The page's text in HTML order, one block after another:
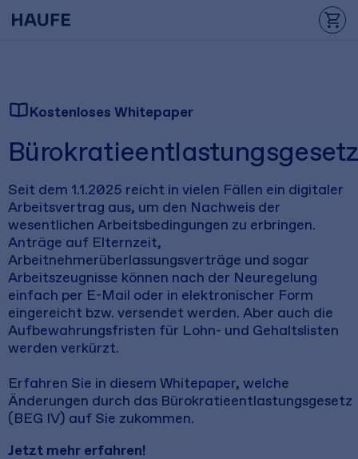
Kostenloses Whitepaper
Bürokratieentlastungsgesetz
Seit dem 1.1.2025 reicht in vielen Fällen ein digitaler
Arbeitsvertrag aus, um den Nachweis der
wesentlichen Arbeitsbedingungen zu erbringen.
Anträge auf Elternzeit,
Arbeitnehmerüberlassungsverträge und sogar
Arbeitszeugnisse können nach der Neuregelung
einfach per E-Mail oder in elektronischer Form
eingereicht bzw. versendet werden. Aber auch die
Aufbewahrungsfristen für Lohn- und Gehaltslisten
werden verkürzt.
Erfahren Sie in diesem Whitepaper, welche
Änderungen durch das Bürokratieentlastungsgesetz
(BEG IV) auf Sie zukommen.
Jetzt mehr erfahren!